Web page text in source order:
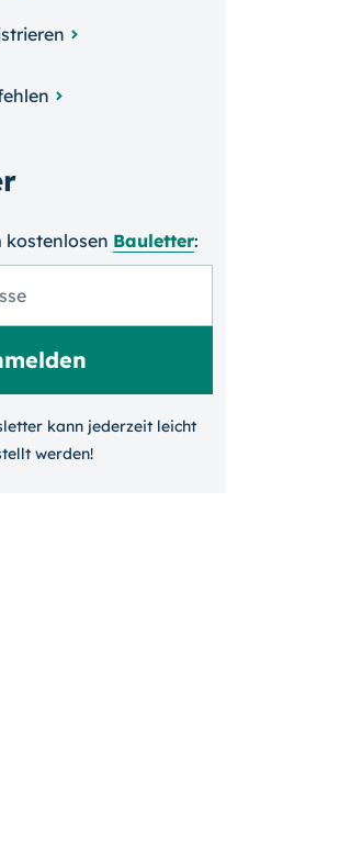
kosten­losen Bauletter:
kann jeder­zeit leicht
werden!